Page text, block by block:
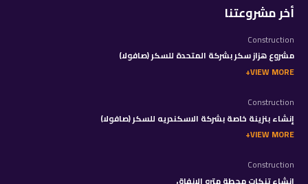
أخر مشروعتنا
Construction
مشروع هزاز سكر بشركة المتحدة للسكر (صافولا)
VIEW MORE
Construction
إنشاء بنزينة خاصة بشركة الاسكندريه للسكر (صافولا)
VIEW MORE
Construction